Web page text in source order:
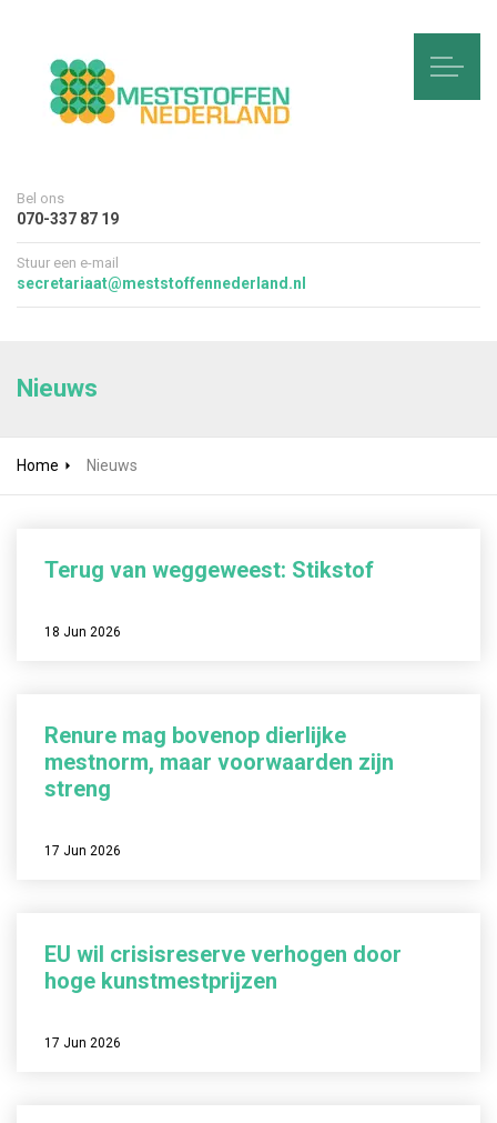
Bel ons
070-337 87 19
Stuur een e-mail
secretariaat@meststoffennederland.nl
Nieuws
Home Nieuws
Terug van weggeweest: Stikstof
18 Jun 2026
Renure mag bovenop dierlijke
mestnorm, maar voorwaarden zijn
streng
17 Jun 2026
EU wil crisisreserve verhogen door
hoge kunstmestprijzen
17 Jun 2026